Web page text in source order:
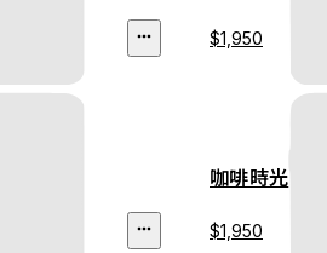
$1,950
咖啡時光
$1,950